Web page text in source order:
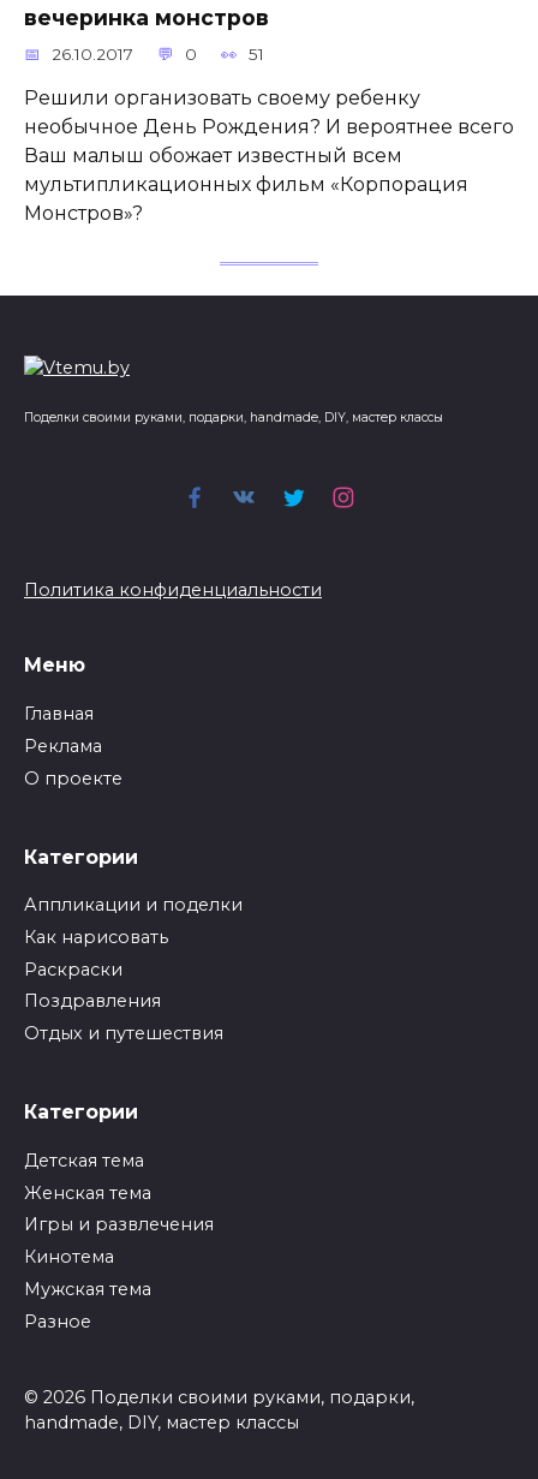
вечеринка монстров
26.10.2017 0 51
Решили организовать своему ребенку
необычное День Рождения? И вероятнее всего
Ваш малыш обожает известный всем
мультипликационных фильм «Корпорация
Монстров»?
Поделки своими руками, подарки, handmade, DIY, мастер классы
Политика конфиденциальности
Меню
Главная
Реклама
О проекте
Категории
Аппликации и поделки
Как нарисовать
Раскраски
Поздравления
Отдых и путешествия
Категории
Детская тема
Женская тема
Игры и развлечения
Кинотема
Мужская тема
Разное
© 2026 Поделки своими руками, подарки,
handmade, DIY, мастер классы